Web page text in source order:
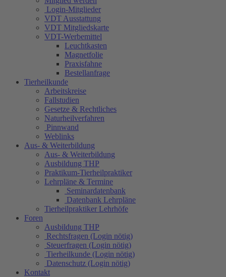
Login-Mitglieder
VDT Ausstattung
VDT Mitgliedskarte
VDT-Werbemittel
Leuchtkasten
Magnetfolie
Praxisfahne
Bestellanfrage
Tierheilkunde
Arbeitskreise
Fallstudien
Gesetze & Rechtliches
Naturheilverfahren
Pinnwand
Weblinks
Aus- & Weiterbildung
Aus- & Weiterbildung
Ausbildung THP
Praktikum-Tierheilpraktiker
Lehrpläne & Termine
Seminardatenbank
Datenbank Lehrpläne
Tierheilpraktiker Lehrhöfe
Foren
Ausbildung THP
Rechtsfragen (Login nötig)
Steuerfragen (Login nötig)
Tierheilkunde (Login nötig)
Datenschutz (Login nötig)
Kontakt